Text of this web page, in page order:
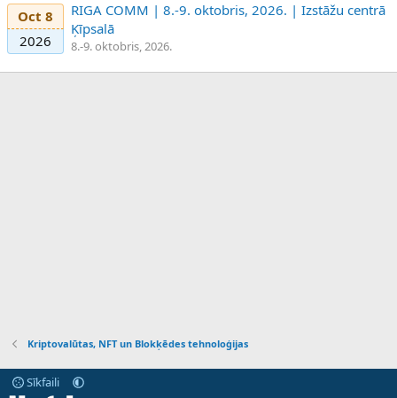
Oct 8
2026
RIGA COMM | 8.-9. oktobris, 2026. | Izstāžu centrā
Ķīpsalā
8.-9. oktobris, 2026.
Kriptovalūtas, NFT un Blokķēdes tehnoloģijas
Sīkfaili